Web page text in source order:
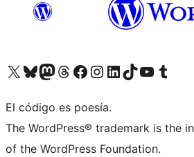
Visita nuestra cuenta de X (anteriormente Twitter)
Visita nuestra cuenta de Bluesky
Visita nuestra cuenta de Mastodon
Visita nuestra cuenta de Threads
Visita nuestra página de Facebook
Visita nuestra cuenta de Instagram
Visita nuestra cuenta de LinkedIn
Visita nuestra cuenta de TikTok
Visita nuestro canal de
Visita nuestra cuenta de
El código es poesía.
The WordPress® trademark is the
of the WordPress Foundation.